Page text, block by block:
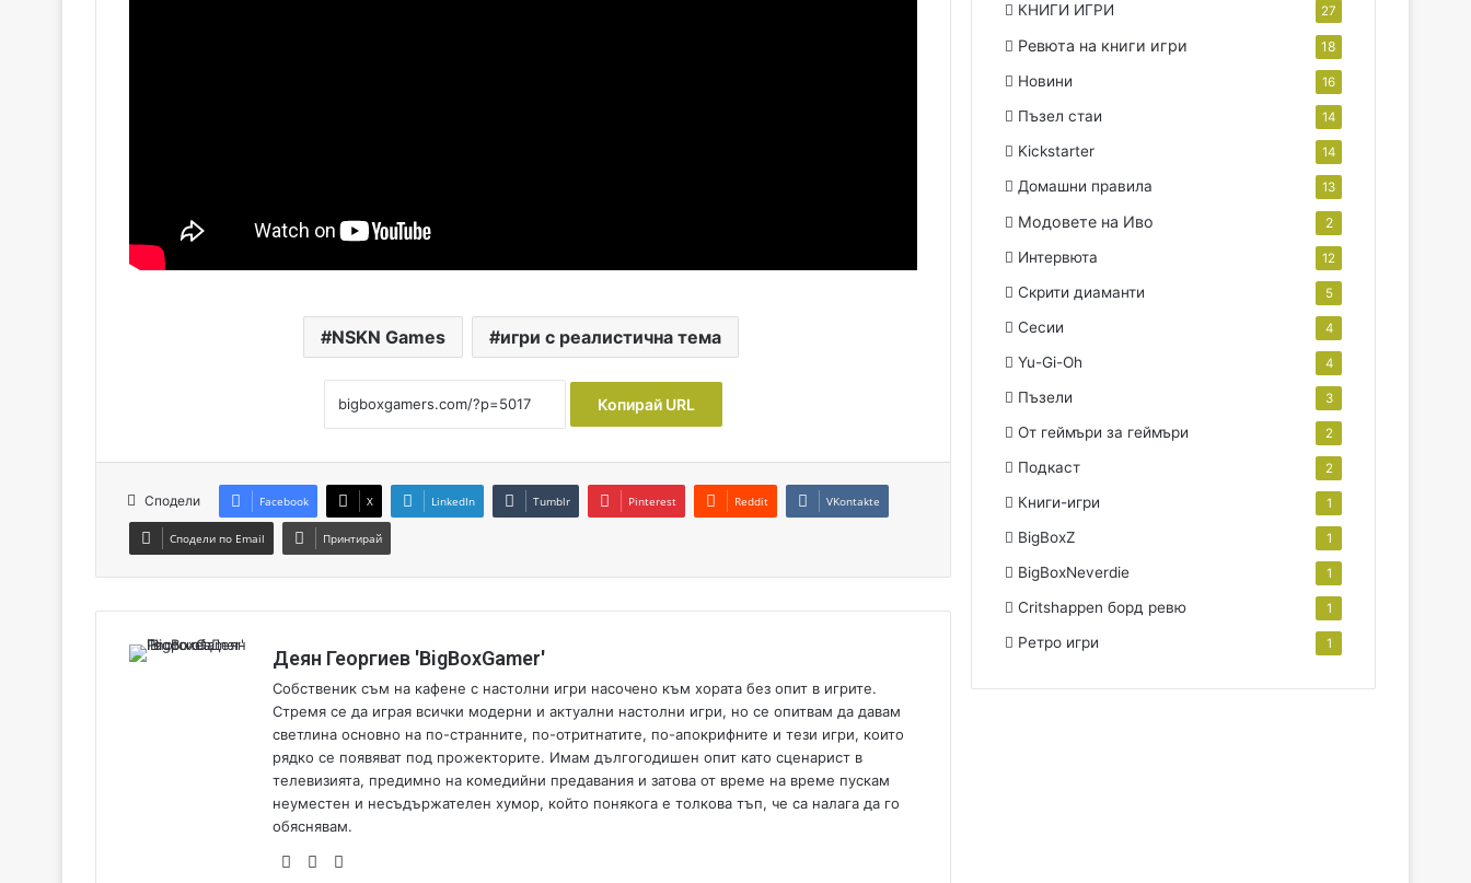
NSKN Games игри с реалистична тема
Копирай URL
Сподели Facebook X LinkedIn Tumblr Pinterest Reddit VKontakte
Сподели по Email Принтирай
Деян Георгиев 'BigBoxGamer'
Собственик съм на кафене с настолни игри насочено към хората без опит в игрите.
Стремя се да играя всички модерни и актуални настолни игри, но се опитвам да давам
светлина основно на по-странните, по-отритнатите, по-апокрифните и тези игри, които
рядко се появяват под прожекторите. Имам дългогодишен опит като сценарист в
телевизията, предимно на комедийни предавания и затова от време на време пускам
неуместен и несъдържателен хумор, който понякога е толкова тъп, че са налага да го
обяснявам.
We
Fa
КНИГИ ИГРИ 27
Ревюта на книги игри 18
Новини 16
Пъзел стаи 14
Kickstarter 14
Домашни правила 13
Модовете на Иво 2
Интервюта 12
Скрити диаманти 5
Сесии 4
Yu-Gi-Oh 4
Пъзели 3
От геймъри за геймъри 2
Подкаст 2
Книги-игри 1
BigBoxZ 1
BigBoxNeverdie 1
Critshappen борд ревю 1
Ретро игри 1